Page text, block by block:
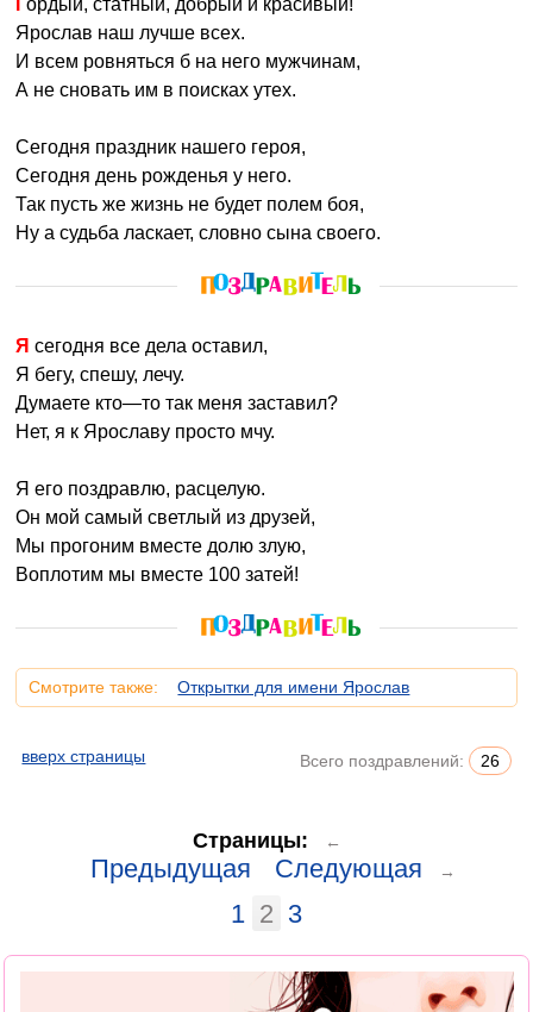
Гордый, статный, добрый и красивый!
Ярослав наш лучше всех.
И всем ровняться б на него мужчинам,
А не сновать им в поисках утех.
Сегодня праздник нашего героя,
Сегодня день рожденья у него.
Так пусть же жизнь не будет полем боя,
Ну а судьба ласкает, словно сына своего.
Я сегодня все дела оставил,
Я бегу, спешу, лечу.
Думаете кто—то так меня заставил?
Нет, я к Ярославу просто мчу.
Я его поздравлю, расцелую.
Он мой самый светлый из друзей,
Мы прогоним вместе долю злую,
Воплотим мы вместе 100 затей!
Смотрите также: Открытки для имени Ярослав
вверх страницы Всего поздравлений: 26
Страницы: ←
Предыдущая Следующая →
1 2 3